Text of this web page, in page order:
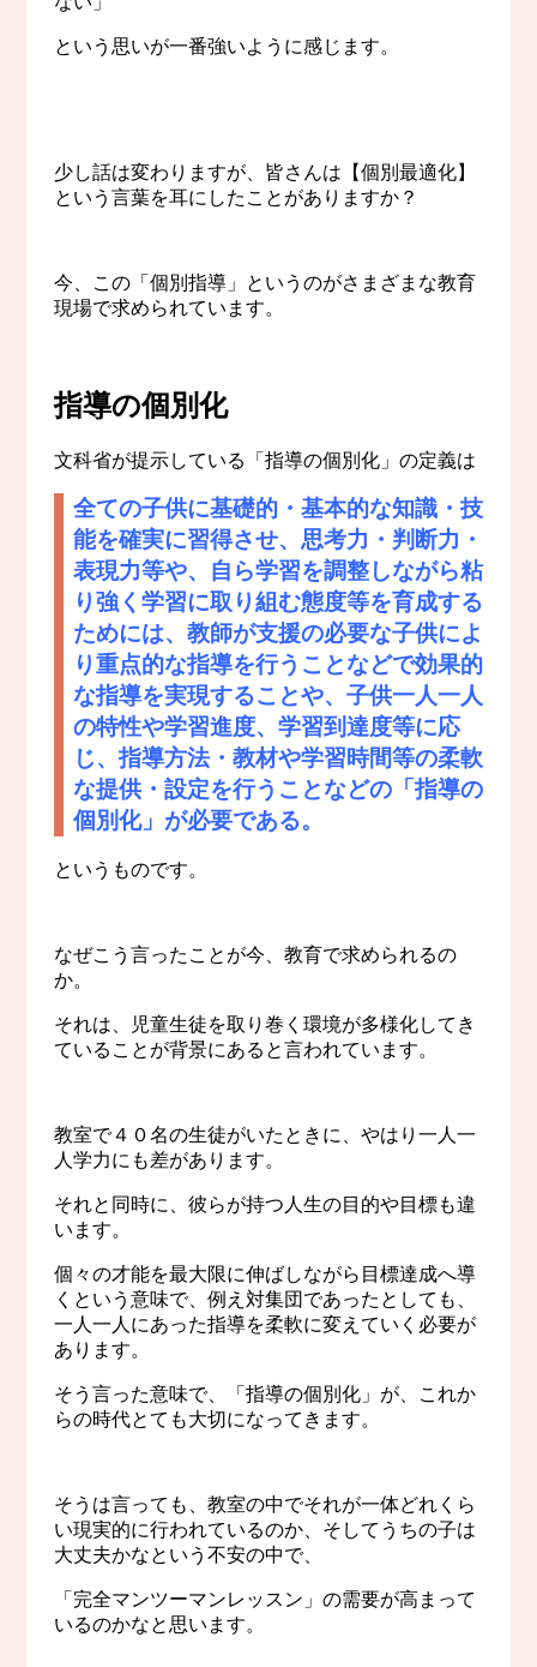
という思いが一番強いように感じます。
少し話は変わりますが、皆さんは【個別最適化】
という言葉を耳にしたことがありますか？
今、この「個別指導」というのがさまざまな教育
現場で求められています。
指導の個別化
文科省が提示している「指導の個別化」の定義は
全ての子供に基礎的・基本的な知識・技
能を確実に習得させ、思考力・判断力・
表現力等や、自ら学習を調整しながら粘
り強く学習に取り組む態度等を育成する
ためには、教師が支援の必要な子供によ
り重点的な指導を行うことなどで効果的
な指導を実現することや、子供一人一人
の特性や学習進度、学習到達度等に応
じ、指導方法・教材や学習時間等の柔軟
な提供・設定を行うことなどの「指導の
個別化」 が必要である。
というものです。
なぜこう言ったことが今、教育で求められるの
か。
それは、児童生徒を取り巻く環境が多様化してき
ていることが背景にあると言われています。
教室で４０名の生徒がいたときに、やはり一人一
人学力にも差があります。
それと同時に、彼らが持つ人生の目的や目標も違
います。
個々の才能を最大限に伸ばしながら目標達成へ導
くという意味で、例え対集団であったとしても、
一人一人にあった指導を柔軟に変えていく必要が
あります。
そう言った意味で、「指導の個別化」が、これか
らの時代とても大切になってきます。
そうは言っても、教室の中でそれが一体どれくら
い現実的に行われているのか、そしてうちの子は
大丈夫かなという不安の中で、
「完全マンツーマンレッスン」の需要が高まって
いるのかなと思います。